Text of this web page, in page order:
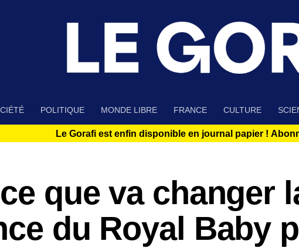
POLITIQUE MONDE LIBRE FRANCE CULTURE
Le Gorafi est enfin disponible en journal papier !
que va changer
du Royal Baby